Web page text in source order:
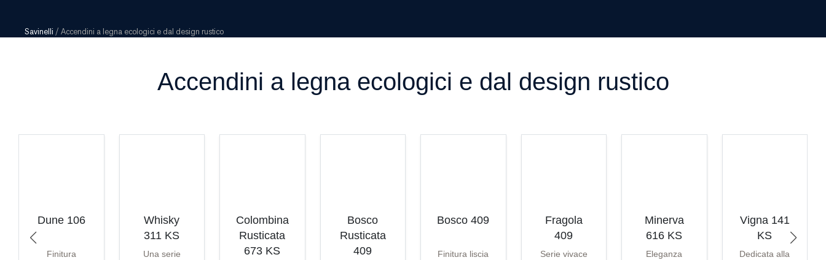
Savinelli / Accendini a legna ecologici e dal design rustico
Accendini a legna ecologici e dal design rustico
Dune 106
Finitura
Whisky
311 KS
Una serie
Colombina
Rusticata
673 KS
Bosco
Rusticata
409
Bosco 409
Finitura liscia
Fragola
409
Serie vivace
Minerva
616 KS
Eleganza
Vigna 141
KS
Dedicata alla